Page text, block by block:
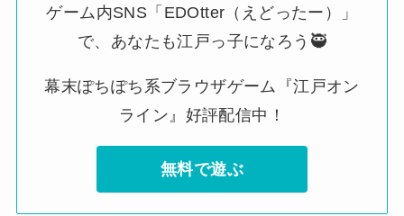
ゲーム内SNS「EDOtter（えどったー）」
で、あなたも江戸っ子になろう🥷
幕末ぽちぽち系ブラウザゲーム『江戸オン
ライン』好評配信中！
無料で遊ぶ